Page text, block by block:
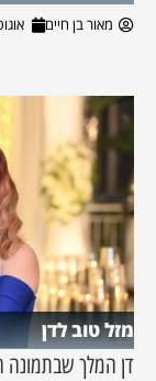
מאור בן חיים אוגוסט
מזל טוב לדן
דן המלך שבתמונה